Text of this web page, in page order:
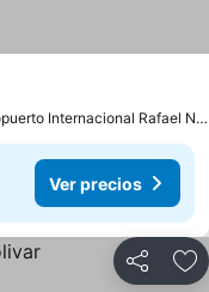
a 1.8 km de: Aeropuerto Internacional Rafael Núñez
Ver precios
Compartir